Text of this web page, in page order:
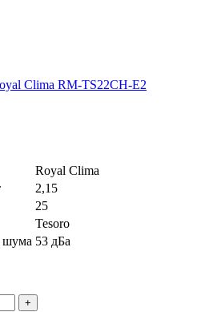
Clima RM-TS22CH-E2
Royal Clima
2,15
25
Tesoro
шума 53 дБа
+